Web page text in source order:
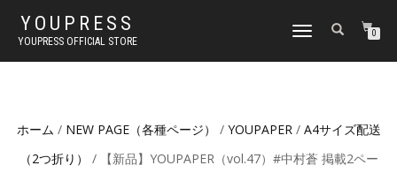
YOUPRESS
YOUPRESS OFFICIAL STORE
ナ
ゲ
ン
り
0
ホーム / NEW PAGE（各種ページ） / YOUPAPER/ A4サイズ配送
（2つ折り）
/ 【新品】YOUPAPER（vol.47）#中村蒼 掲載2ペー